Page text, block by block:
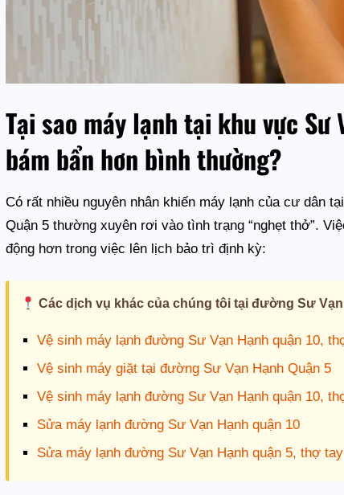
Tại sao máy lạnh tại khu vực Sư
bám bẩn hơn bình thường?
Có rất nhiều nguyên nhân khiến máy lạnh của cư dân
Quận 5 thường xuyên rơi vào tình trạng “nghẹt thở”.
động hơn trong việc lên lịch bảo trì định kỳ:
Các dịch vụ khác của chúng tôi tại đường Sư
Vệ sinh máy lạnh đường Sư Vạn Hạnh quận 10,
Vệ sinh máy giặt tại đường Sư Vạn Hạnh Quận 5
Vệ sinh máy lạnh đường Sư Vạn Hạnh quận 10,
Sửa máy lạnh đường Sư Vạn Hạnh quận 10
Sửa máy lạnh đường Sư Vạn Hạnh quận 5, thợ